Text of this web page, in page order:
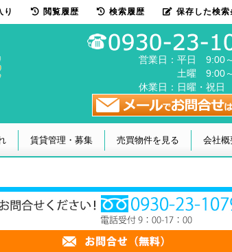
営業日： 平日 9:00
土曜 9:00
休業日： 日曜・祝日
賃貸管理・募集 売買物件を見る 会社概
り 閲覧履歴 検索履歴 保存した検索